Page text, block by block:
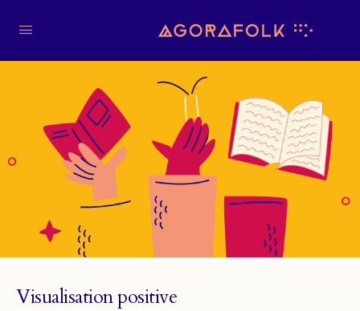
Visualisation positive